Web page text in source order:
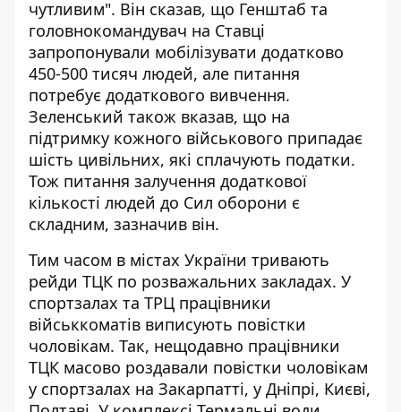
чутливим". Він сказав, що Генштаб та
головнокомандувач на Ставці
запропонували мобілізувати додатково
450-500 тисяч людей, але питання
потребує додаткового вивчення.
Зеленський також вказав, що на
підтримку кожного військового припадає
шість цивільних, які сплачують податки.
Тож питання залучення додаткової
кількості людей до Сил оборони є
складним, зазначив він.
Тим часом в містах України тривають
рейди ТЦК по розважальних закладах. У
спортзалах та ТРЦ працівники
військкоматів виписують повістки
чоловікам. Так, нещодавно працівники
ТЦК масово роздавали повістки чоловікам
у спортзалах на Закарпатті, у Дніпрі, Києві,